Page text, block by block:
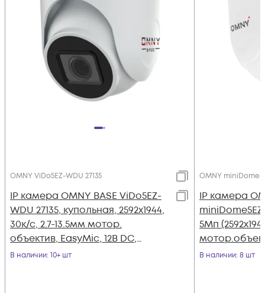
OMNY ViDo5EZ-WDU 27135
IP камера OMNY BASE ViDo5EZ-
WDU 27135, купольная, 2592x1944,
30к/с, 2.7-13.5мм мотор.
объектив, EasyMic, 12В DC,
802.3af, ИК до 40м, WDR 120dB,
В наличии: 10+ шт
OMNY
IP камера
5Мп
802.3af, ИК
В наличии: 8 шт